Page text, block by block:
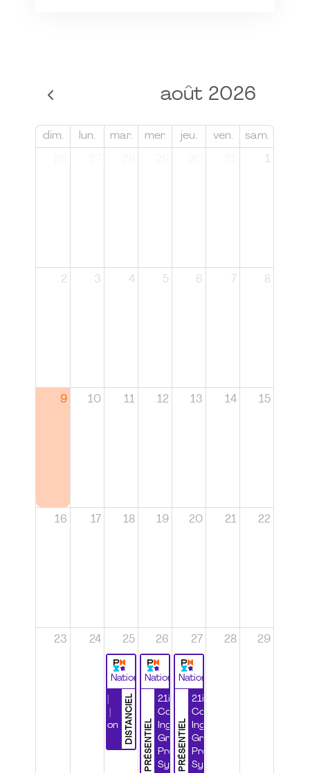
août 2026
dim. lun. mar. mer. jeu. ven. sam.
1
2 3 4 5 6 7 8
9 10 11 12 13 14 15
16 17 18 19 20 21 22
23 24 25
National
DISTANCIEL
Certification
26
National
PRÉSENTIEL
21ième
Congrès
Ingénierie
Grands
Projets et
Systèmes
27
National
PRÉSENTIEL
21ième
Congrès
Ingénierie
Grands
Projets et
Systèmes
28 29